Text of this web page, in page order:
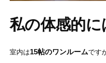
私の体感的に
室内は15帖のワンルームです